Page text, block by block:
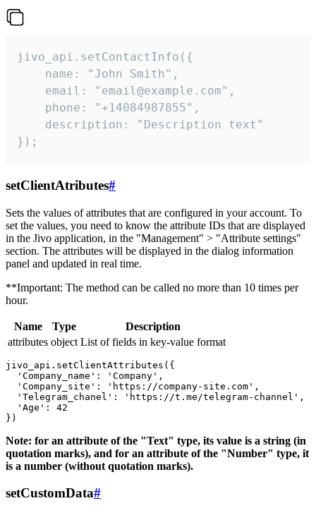
jivo_api.setContactInfo({
    name: "John Smith",
    email: "email@example.com",
    phone: "+14084987855",
    description: "Description text"
});
setClientAtributes#
Sets the values ​​of attributes that are configured in your account. To
set the values, you need to know the attribute IDs that are displayed
in the Jivo application, in the "Management" > "Attribute settings"
section. The attributes will be displayed in the dialog information
panel and updated in real time.
**Important: The method can be called no more than 10 times per
hour.
Name Type
Description
attributes object List of fields in key-value format
jivo_api.setClientAttributes({
  'Company_name': 'Company',
  'Company_site': 'https://company-site.com',
  'Telegram_chanel': 'https://t.me/telegram-channel',
  'Age': 42
Note: for an attribute of the "Text" type, its value is a string (in
quotation marks), and for an attribute of the "Number" type, it
is a number (without quotation marks).
setCustomData#